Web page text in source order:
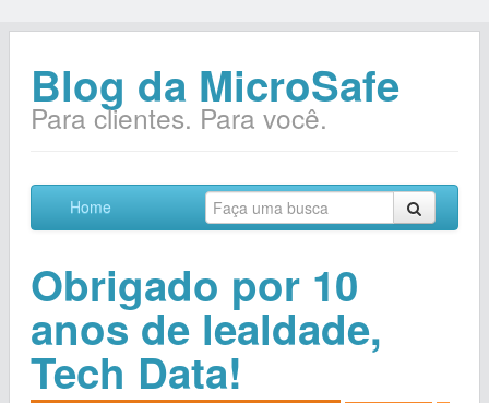
Blog da MicroSafe
Para clientes. Para você.
Home
Obrigado por 10
anos de lealdade,
Tech Data!